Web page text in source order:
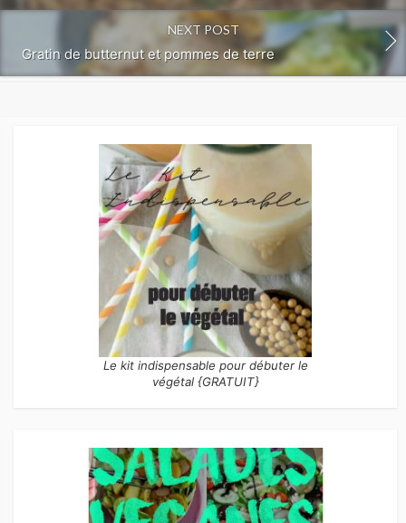
NEXT POST
Gratin de butternut et pommes de terre
Le kit indispensable pour débuter le
végétal {GRATUIT}